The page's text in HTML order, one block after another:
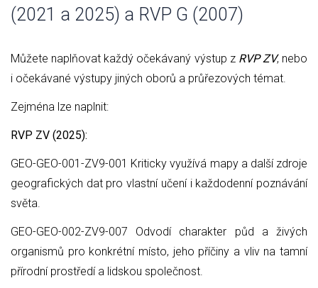
(2021 a 2025) a RVP G (2007)
Můžete naplňovat každý očekávaný výstup z RVP ZV, nebo
i očekávané výstupy jiných oborů a průřezových témat.
Zejména lze naplnit:
RVP ZV (2025):
GEO-GEO-001-ZV9-001 Kriticky využívá mapy a další zdroje
geografických dat pro vlastní učení i každodenní poznávání
světa.
GEO-GEO-002-ZV9-007 Odvodí charakter půd a živých
organismů pro konkrétní místo, jeho příčiny a vliv na tamní
přírodní prostředí a lidskou společnost.